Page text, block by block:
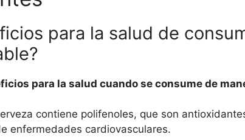
para la salud de
para la salud cuando se consume de
contiene polifenoles, que son
enfermedades cardiovasculares.